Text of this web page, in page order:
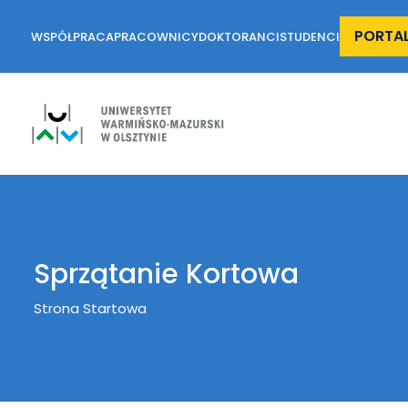
WSPÓŁPRACAPRACOWNICYDOKTORANCISTUDENCI
Sprzątanie Kortowa
Breadcrumb
Strona Startowa